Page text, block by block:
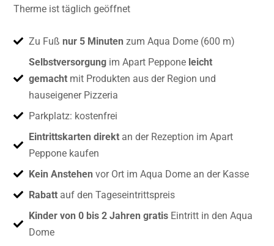
Therme ist täglich geöffnet
Zu Fuß nur 5 Minuten zum Aqua Dome (600 m)
Selbstversorgung im Apart Peppone leicht
gemacht mit Produkten aus der Region und
hauseigener Pizzeria
Parkplatz: kostenfrei
Eintrittskarten direkt an der Rezeption im Apart
Peppone kaufen
Kein Anstehen vor Ort im Aqua Dome an der Kasse
Rabatt auf den Tageseintrittspreis
Kinder von 0 bis 2 Jahren gratis Eintritt in den Aqua
Dome